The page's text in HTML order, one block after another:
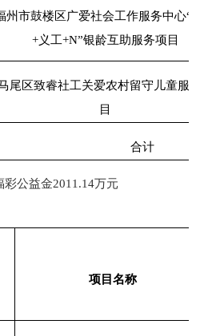
州市鼓楼区广爱社会工作服务中心“
+义工+N”银龄互助服务项目
尾区致睿社工关爱农村留守儿童服务
目
合计
公益金2011.14万元
项目名称